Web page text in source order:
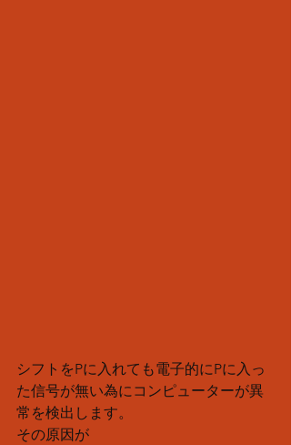
シフトをPに入れても電子的にPに入っ
た信号が無い為にコンピューターが異
常を検出します。
その原因が